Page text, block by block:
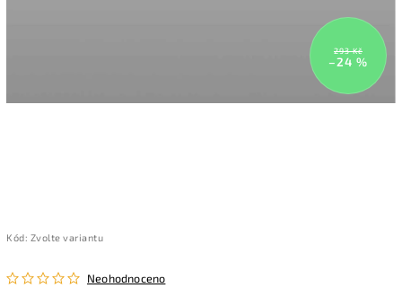
293 Kč
–24 %
Kód: Zvolte variantu
Neohodnoceno